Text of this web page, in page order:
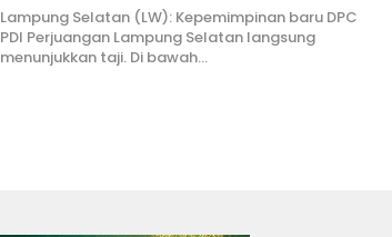
Lampung Selatan (LW): Kepemimpinan baru DPC
PDI Perjuangan Lampung Selatan langsung
menunjukkan taji. Di bawah…